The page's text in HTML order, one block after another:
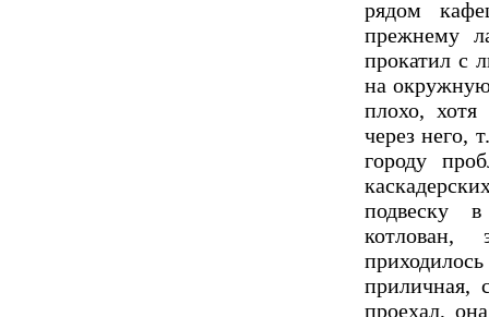
рядом
прежнему
прокатил с
на
плохо,
через него,
городу
подвеску
приличная,
проехал,